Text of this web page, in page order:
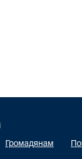
Громадянам